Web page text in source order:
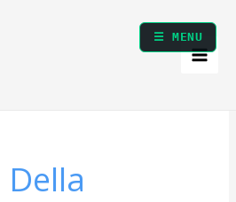
☰ MENU